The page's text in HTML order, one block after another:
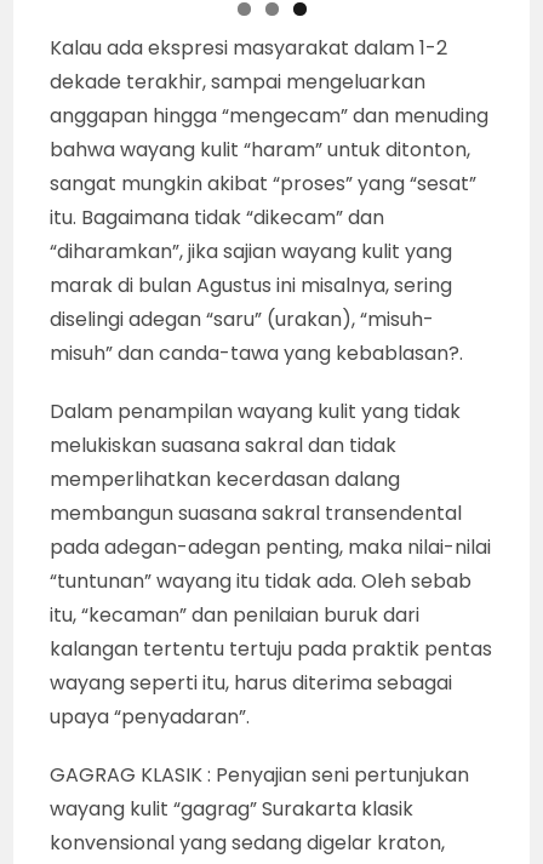
iMNews.id/Won Poerwono)
“Selain menurunkan martabat dan budaya
kita, hadirnya bintang tamu dan penggunaan
aksesoris panggung agar kelihatan gebyar
dan kemilau, itulah yang membuat pentas
wayang jadi mahal. Belum lagi nilai sewa sound
system menggelegar. Dalam situasi sekarang,
rakyat biasa tidak mungkin kuat nanggap
wayang seperti itu. Tetapi, pamor dalang jelas
kalah dari para bintang tamunya,” jelas Ki Dr
Penjelasan hasil pengamatan Ki Dr Purwadi,
juga pemandangan di setiap ajang pentas
wayang kulit sajian beberapa dalang yang
tersebar luas melalui YouTube, sudah jelas
menunjukkan proses “desakralisasi,
demitologi, dekulturisasi dan delegitimasi” di
satu sisi. Di sisi lain, publik pecinta wayang
semakin diyakinkan bahwa wayang kulit
hanyalah hiburan semata, tak ada nilai